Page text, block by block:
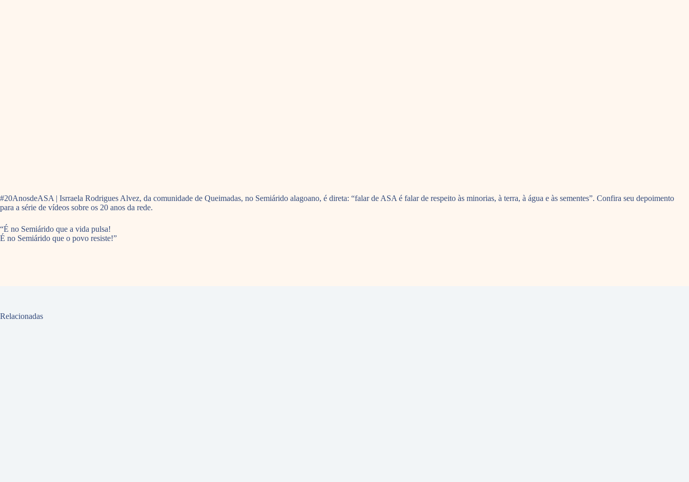
#20AnosdeASA | Isrraela Rodrigues Alvez, da comunidade de Queimadas, no Semiárido alagoano, é direta: “falar de ASA é falar de respeito às minorias, à terra, à água e às sementes”. Confira seu depoimento
para a série de vídeos sobre os 20 anos da rede.
“É no Semiárido que a vida pulsa!
É no Semiárido que o povo resiste!”
Relacionadas